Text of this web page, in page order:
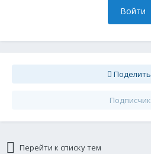
Войти
Перейти к списку тем